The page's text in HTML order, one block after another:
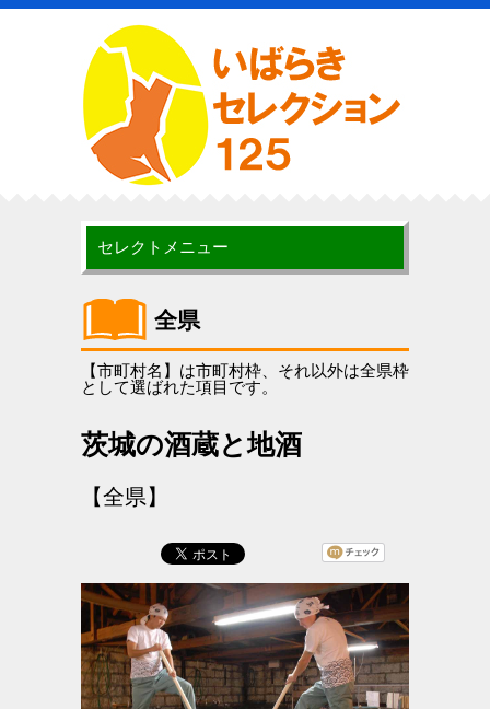
セレクトメニュー
全県
【市町村名】は市町村枠、それ以外は全県枠
として選ばれた項目です。
茨城の酒蔵と地酒
【全県】